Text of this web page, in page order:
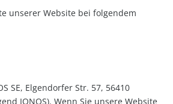
unserer Website bei folgendem
SE, Elgendorfer Str. 57, 56410
IONOS). Wenn Sie unsere Website